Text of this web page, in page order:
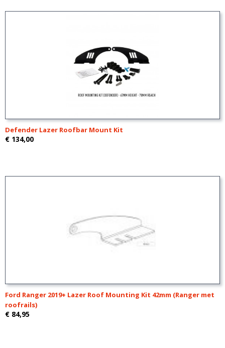
Defender Lazer Roofbar Mount Kit
€ 134,00
Ford Ranger 2019+ Lazer Roof Mounting Kit 42mm (Ranger met
roofrails)
€ 84,95